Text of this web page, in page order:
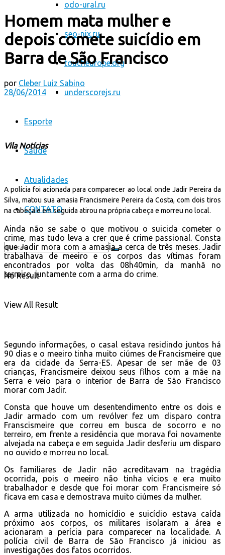
odo-ural.ru
seo-nix.ru
toucheurope.org
underscorejs.ru
Esporte
Saúde
Atualidades
CONTATO
No Result
View All Result
Homem mata mulher e
depois comete suicídio em
Barra de São Francisco
por Cleber Luiz Sabino
28/06/2014
Vila Notícias
A polícia foi acionada para comparecer ao local onde Jadir Pereira da
Silva, matou sua amasia Francismeire Pereira da Costa, com dois tiros
na cabeça e em seguida atirou na própria cabeça e morreu no local.
Ainda não se sabe o que motivou o suicida cometer o
crime, mas tudo leva a crer que é crime passional. Consta
que Jadir mora com a amasia a cerca de três meses. Jadir
trabalhava de meeiro e os corpos das vítimas foram
encontrados por volta das 08h40min, da manhã no
terreiro, juntamente com a arma do crime.
Segundo informações, o casal estava residindo juntos há
90 dias e o meeiro tinha muito ciúmes de Francismeire que
era da cidade da Serra-ES. Apesar de ser mãe de 03
crianças, Francismeire deixou seus filhos com a mãe na
Serra e veio para o interior de Barra de São Francisco
morar com Jadir.
Consta que houve um desentendimento entre os dois e
Jadir armado com um revólver fez um disparo contra
Franscismeire que correu em busca de socorro e no
terreiro, em frente a residência que morava foi novamente
alvejada na cabeça e em seguida Jadir desferiu um disparo
no ouvido e morreu no local.
Os familiares de Jadir não acreditavam na tragédia
ocorrida, pois o meeiro não tinha vícios e era muito
trabalhador e desde que foi morar com Francismeire só
ficava em casa e demostrava muito ciúmes da mulher.
A arma utilizada no homicídio e suicídio estava caída
próximo aos corpos, os militares isolaram a área e
acionaram a perícia para comparecer na localidade. A
polícia civil de Barra de São Francisco já iniciou as
investigações dos fatos ocorridos.